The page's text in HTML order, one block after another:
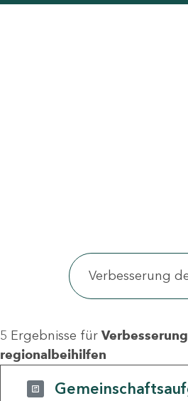
5 Ergebnisse für
regionalbeihilfen